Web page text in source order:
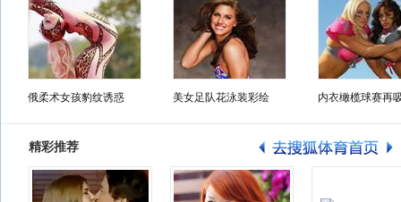
俄柔术女孩豹纹诱惑 美女足队花泳装彩绘 内衣橄榄球赛再
精彩推荐